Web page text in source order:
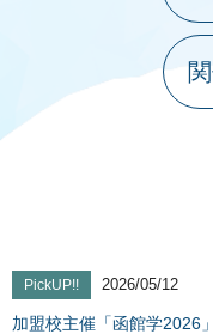
PickUP!! 2026/05/12
加盟校主催「函館学2026